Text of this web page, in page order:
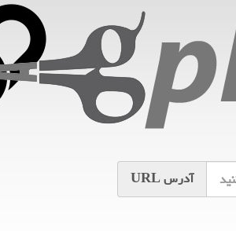
آدرسURL